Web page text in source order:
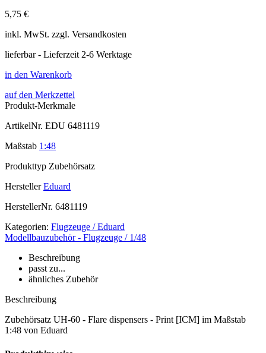
5,75 €
inkl. MwSt. zzgl. Versandkosten
lieferbar - Lieferzeit 2-6 Werktage
in den Warenkorb
auf den Merkzettel
Produkt-Merkmale
ArtikelNr. EDU 6481119
Maßstab 1:48
Produkttyp Zubehörsatz
Hersteller Eduard
HerstellerNr. 6481119
Kategorien: Flugzeuge / Eduard
Modellbauzubehör - Flugzeuge / 1/48
Beschreibung
passt zu...
ähnliches Zubehör
Beschreibung
Zubehörsatz UH-60 - Flare dispensers - Print [ICM] im Maßstab
1:48 von Eduard